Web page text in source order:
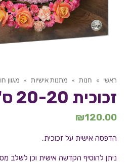
ראשי » חנות » מתנות אישיות » מגוון
זכוכית 20-20 ס"מ
₪120.00
הדפסה אישית על זכוכית,
ניתן להוסיף הקדשה אישית וכן לשלב